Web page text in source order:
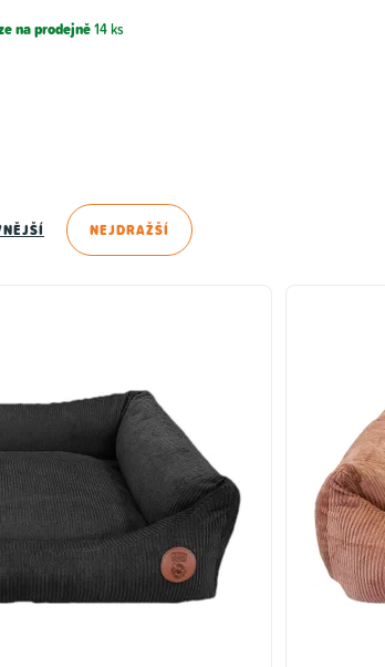
na prodejně14 ks
NEJDRAŽŠÍ